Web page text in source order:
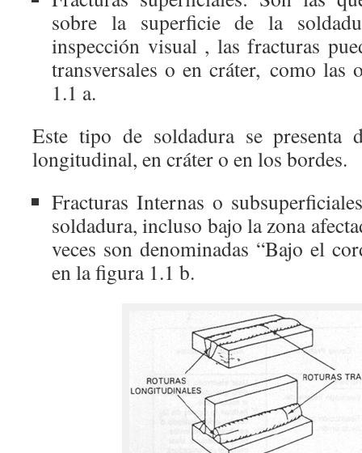
sobre la superficie de la
inspección visual , las fracturas
transversales o en cráter, como las
1.1 a.
Este tipo de soldadura se presenta
longitudinal, en cráter o en los bordes.
Fracturas Internas o
soldadura, incluso bajo la zona
veces son denominadas “Bajo el
en la figura 1.1 b.